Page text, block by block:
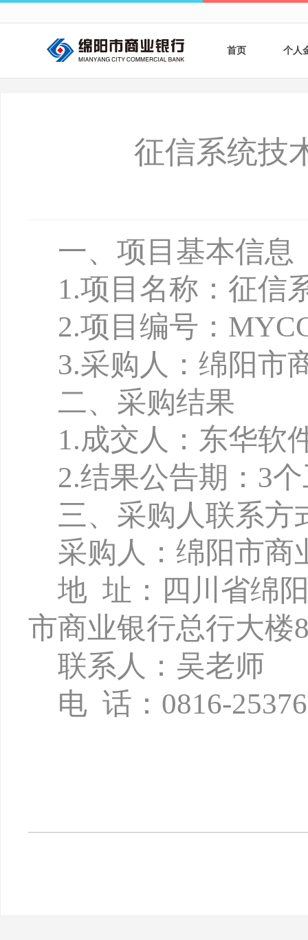
首页 个人
银
征信系统技
一、项目基本信息
1.项目名称：征信
2.项目编号：
3.采购人：绵阳市
二、采购结果
1.成交人：东华软
2.结果公告期： 3
三、采购人联系方
采购人：绵阳市商
地 址：四川省绵
市商业银行总行大楼
联系人：吴老师
电 话： 0816-